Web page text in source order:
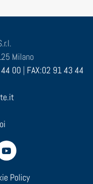
Milano
00 | FAX:02 91 43 44
Policy